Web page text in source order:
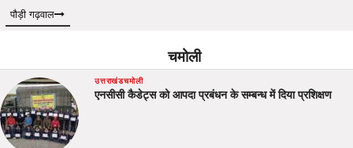
पौड़ी गढ़वाल
चमोली
उत्तराखंडचमोली
एनसीसी कैडेट्स को आपदा प्रबंधन के सम्बन्ध में दिया प्रशिक्षण